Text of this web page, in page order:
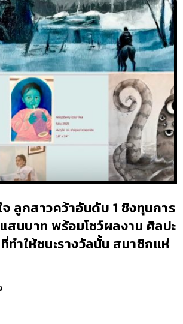
ลูกสาวคว้าอันดับ 1 ชิงทุนการ
สนบาท พร้อมโชว์ผลงาน ศิลปะ
ทำให้ชนะรางวัลนั้น สมาชิกแห่